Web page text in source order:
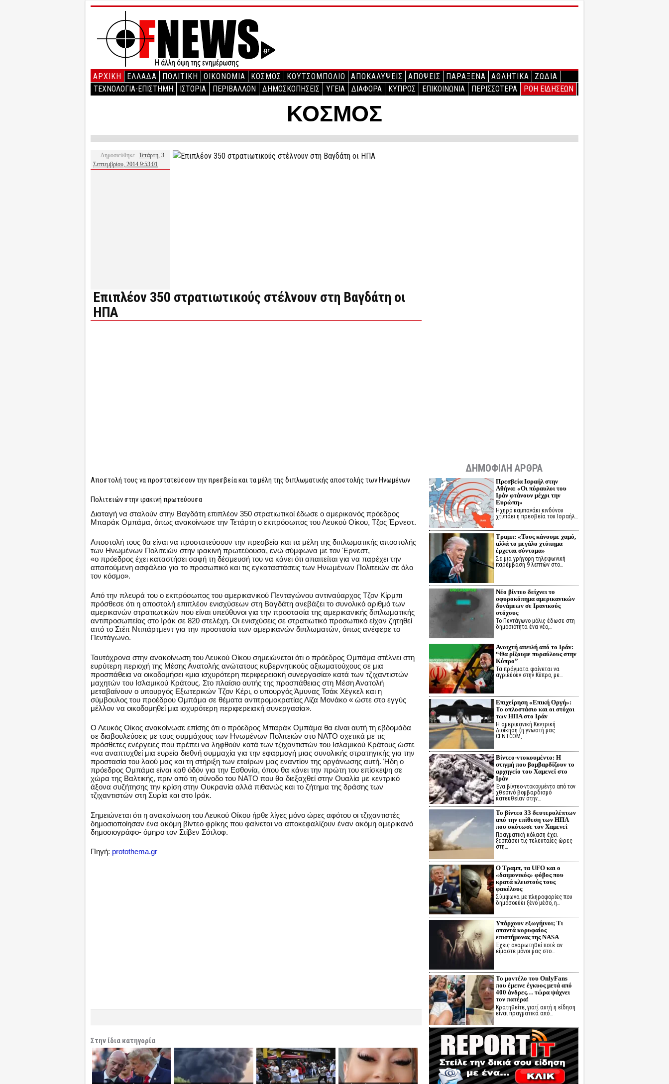
ΑΡΧΙΚΉ ΕΛΛΑΔΑ ΠΟΛΙΤΙΚΗ ΟΙΚΟΝΟΜΙΑ ΚΟΣΜΟΣ ΚΟΥΤΣΟΜΠΟΛΙΟ ΑΠΟΚΑΛΥΨΕΙΣ ΑΠΟΨΕΙΣ ΠΑΡΑΞΕΝΑ ΑΘΛΗΤΙΚΑ
ΖΩΔΙΑ
ΤΕΧΝΟΛΟΓΙΑ-ΕΠΙΣΤΗΜΗ
ΙΣΤΟΡΙΑ ΠΕΡΙΒΑΛΛΟΝ ΔΗΜΟΣΚΟΠΗΣΕΙΣ ΥΓΕΙΑ ΔΙΑΦΟΡΑ ΚΥΠΡΟΣ ΕΠΙΚΟΙΝΩΝΙΑ ΠΕΡΙΣΣΟΤΕΡΑ ΡΟΗ ΕΙΔΗΣΕΩΝ
ΚΟΣΜΟΣ
Δημοσιεύθηκε Τετάρτη, 3
Σεπτεμβρίου, 2014 9:53:01
Επιπλέον 350 στρατιωτικούς στέλνουν στη Βαγδάτη οι
ΗΠΑ
Αποστολή τους να προστατεύσουν την πρεσβεία και τα μέλη της διπλωματικής αποστολής των Ηνωμένων
Πολιτειών στην ιρακινή πρωτεύουσα
Διαταγή να σταλούν στην Βαγδάτη επιπλέον 350 στρατιωτικοί έδωσε ο αμερικανός πρόεδρος
Μπαράκ Ομπάμα, όπως ανακοίνωσε την Τετάρτη ο εκπρόσωπος του Λευκού Οίκου, Τζος Έρνεστ.
Αποστολή τους θα είναι να προστατεύσουν την πρεσβεία και τα μέλη της διπλωματικής αποστολής
των Ηνωμένων Πολιτειών στην ιρακινή πρωτεύουσα, ενώ σύμφωνα με τον Έρνεστ,
«ο πρόεδρος έχει καταστήσει σαφή τη δέσμευσή του να κάνει ότι απαιτείται για να παρέχει την
απαιτούμενη ασφάλεια για το προσωπικό και τις εγκαταστάσεις των Ηνωμένων Πολιτειών σε όλο
τον κόσμο».
Από την πλευρά του ο εκπρόσωπος του αμερικανικού Πενταγώνου αντιναύαρχος Τζον Κίρμπι
πρόσθεσε ότι η αποστολή επιπλέον ενισχύσεων στη Βαγδάτη ανεβάζει το συνολικό αριθμό των
αμερικανών στρατιωτικών που είναι υπεύθυνοι για την προστασία της αμερικανικής διπλωματικής
αντιπροσωπείας στο Ιράκ σε 820 στελέχη. Οι ενισχύσεις σε στρατιωτικό προσωπικό είχαν ζητηθεί
από το Στέιτ Ντιπάρτμεντ για την προστασία των αμερικανών διπλωματών, όπως ανέφερε το
Πεντάγωνο.
Ταυτόχρονα στην ανακοίνωση του Λευκού Οίκου σημειώνεται ότι ο πρόεδρος Ομπάμα στέλνει στη
ευρύτερη περιοχή της Μέσης Ανατολής ανώτατους κυβερνητικούς αξιωματούχους σε μια
προσπάθεια να οικοδομήσει «μια ισχυρότερη περιφερειακή συνεργασία» κατά των τζιχαντιστών
μαχητών του Ισλαμικού Κράτους. Στο πλαίσιο αυτής της προσπάθειας στη Μέση Ανατολή
μεταβαίνουν ο υπουργός Εξωτερικών Τζον Κέρι, ο υπουργός Άμυνας Τσάκ Χέγκελ και η
σύμβουλος του προέδρου Ομπάμα σε θέματα αντιτρομοκρατίας Λίζα Μονάκο « ώστε στο εγγύς
μέλλον να οικοδομηθεί μια ισχυρότερη περιφερειακή συνεργασία».
Ο Λευκός Οίκος ανακοίνωσε επίσης ότι ο πρόεδρος Μπαράκ Ομπάμα θα είναι αυτή τη εβδομάδα
σε διαβουλεύσεις με τους συμμάχους των Ηνωμένων Πολιτειών στο ΝΑΤΟ σχετικά με τις
πρόσθετες ενέργειες που πρέπει να ληφθούν κατά των τζιχαντιστών του Ισλαμικού Κράτους ώστε
«να αναπτυχθεί μια ευρεία διεθνή συμμαχία για την εφαρμογή μιας συνολικής στρατηγικής για την
προστασία του λαού μας και τη στήριξη των εταίρων μας εναντίον της οργάνωσης αυτή. Ήδη ο
πρόεδρος Ομπάμα είναι καθ όδόν για την Εσθονία, όπου θα κάνει την πρώτη του επίσκεψη σε
χώρα της Βαλτικής, πριν από τη σύνοδο του ΝΑΤΟ που θα διεξαχθεί στην Ουαλία με κεντρικό
άξονα συζήτησης την κρίση στην Ουκρανία αλλά πιθανώς και το ζήτημα της δράσης των
τζιχαντιστών στη Συρία και στο Ιράκ.
Σημειώνεται ότι η ανακοίνωση του Λευκού Οίκου ήρθε λίγες μόνο ώρες αφότου οι τζιχαντιστές
δημοσιοποίησαν ένα ακόμη βίντεο φρίκης που φαίνεται να αποκεφαλίζουν έναν ακόμη αμερικανό
δημοσιογράφο- όμηρο τον Στίβεν Σότλοφ.
Πηγή: protothema.gr
Στην ίδια κατηγορία
ΔΗΜΟΦΙΛΗ ΑΡΘΡΑ
Πρεσβεία Ισραήλ στην
Αθήνα: «Οι πύραυλοι του
Ιράν φτάνουν μέχρι την
Ευρώπη»
Ηχηρό καμπανάκι κινδύνου
χτυπάει η πρεσβεία του Ισραήλ…
Τραμπ: «Τους κάνουμε χαμό,
αλλά το μεγάλο χτύπημα
έρχεται σύντομα»
Σε μια γρήγορη τηλεφωνική
παρέμβαση 9 λεπτών στο…
Νέο βίντεο δείχνει το
σφυροκόπημα αμερικανικών
δυνάμεων σε Ιρανικούς
στόχους
Το Πεντάγωνο μόλις έδωσε στη
δημοσιότητα ένα νέο,…
Ανοιχτή απειλή από το Ιράν:
“Θα ρίξουμε πυραύλους στην
Κύπρο”
Τα πράγματα φαίνεται να
αγριεύουν στην Κύπρο, με…
Επιχείρηση «Επική Οργή»:
Το οπλοστάσιο και οι στόχοι
των ΗΠΑ στο Ιράν
Η αμερικανική Κεντρική
Διοίκηση (η γνωστή μας
CENTCOM,…
Βίντεο-ντοκουμέντο: Η
στιγμή που βομβαρδίζουν το
αρχηγείο του Χαμενεΐ στο
Ιράν
Ένα βίντεο-ντοκουμέντο από τον
χθεσινό βομβαρδισμό
κατευθείαν στην…
Το βίντεο 33 δευτερολέπτων
από την επίθεση των ΗΠΑ
που σκότωσε τον Χαμενεΐ
Πραγματική κόλαση έχει
ξεσπάσει τις τελευταίες ώρες
στη…
Ο Τραμπ, τα UFO και ο
«δαιμονικός» φόβος που
κρατά κλειστούς τους
φακέλους
Σύμφωνα με πληροφορίες που
δημοσοεύει ξένο μέσο, η…
Υπάρχουν εξωγήινοι; Τι
απαντά κορυφαίος
επιστήμονας της NASA
Έχεις αναρωτηθεί ποτέ αν
είμαστε μόνοι μας στο…
Το μοντέλο του OnlyFans
που έμεινε έγκυος μετά από
400 άνδρες… τώρα ψάχνει
τον πατέρα!
Κρατηθείτε, γιατί αυτή η είδηση
είναι πραγματικά από…